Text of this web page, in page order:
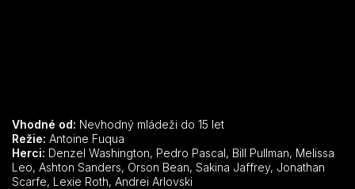
Vhodné od: Nevhodný mládeži do 15 let
Režie: Antoine Fuqua
Herci:
Leo, Ashton Sanders, Orson Bean, Sakina Jaffrey, Jonathan
Scarfe, Lexie Roth, Andrei Arlovski